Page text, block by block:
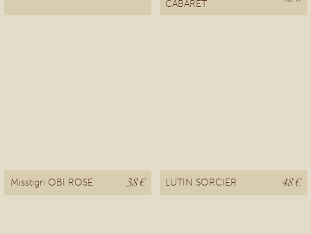
CABARET
Misstigri OBI ROSE 38 € LUTIN SORCIER 48 €